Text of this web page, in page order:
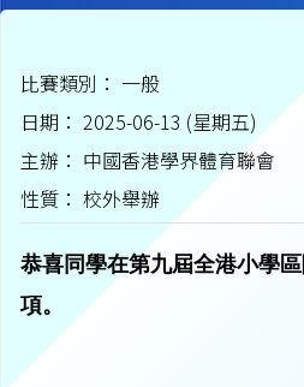
比賽類別： 一般
日期： 2025-06-13 (星期五)
主辦： 中國香港學界體育聯會
性質： 校外舉辦
恭喜同學在第九屆全港小學
項。